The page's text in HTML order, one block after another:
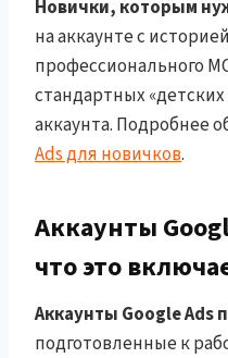
Новички, которым
на аккаунте с
профессионального
стандартных
аккаунта. Подробнее
Ads для новичков.
Аккаунты
что это
Аккаунты Google Ads
подготовленные к